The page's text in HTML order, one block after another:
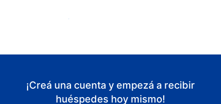
Empezá a recibir huéspedes
¡Creá una cuenta y empezá a recibir
huéspedes hoy mismo!